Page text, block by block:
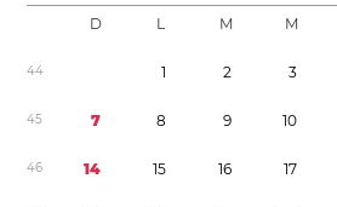
D L M M
44 1 2 3
45 7 8 9 10
46 14 15 16 17